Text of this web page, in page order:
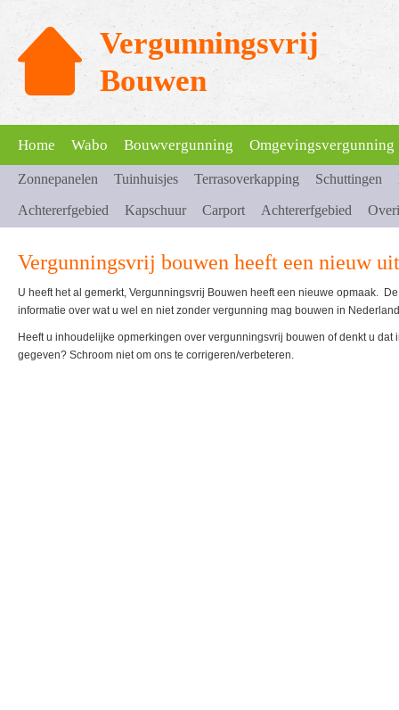
Vergunningsvrij
Bouwen
Home Wabo Bouwvergunning Omgevingsvergunning
Zonnepanelen Tuinhuisjes Terrasoverkapping Schuttingen
Achtererfgebied Kapschuur Carport Achtererfgebied
Vergunningsvrij bouwen heeft een nieuw
U heeft het al gemerkt, Vergunningsvrij Bouwen heeft een nieuwe opmaak.
informatie over wat u wel en niet zonder vergunning mag bouwen in
Heeft u inhoudelijke opmerkingen over vergunningsvrij bouwen of denkt u dat
gegeven? Schroom niet om ons te corrigeren/verbeteren.